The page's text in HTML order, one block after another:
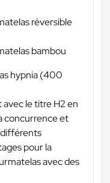
réversible
bambou
hypnia (400
le titre H2 en
concurrence et
pour la
avec des